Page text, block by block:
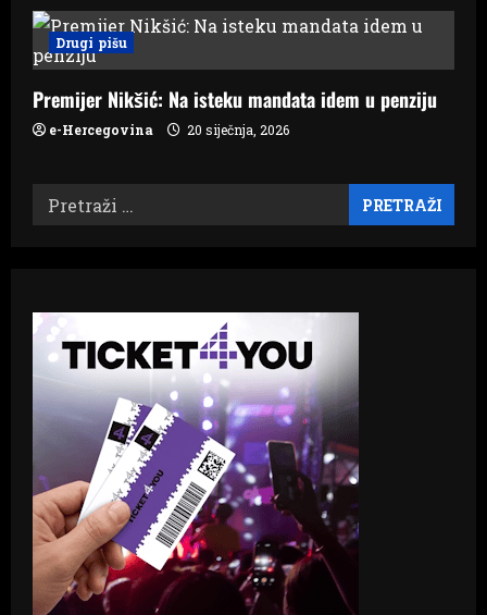
Drugi pišu
Premijer Nikšić: Na isteku mandata idem u penziju
e-Hercegovina 20 siječnja, 2026
Pretraži: